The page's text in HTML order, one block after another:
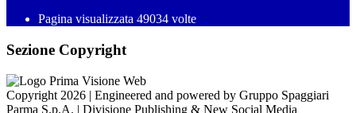
Pagina visualizzata 49034 volte
Sezione Copyright
Copyright 2026 | Engineered and powered by Gruppo Spaggiari
Parma S.p.A. | Divisione Publishing & New Social Media